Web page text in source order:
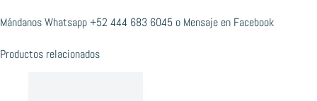
Mándanos Whatsapp+52 444 683 6045 o Mensaje en Facebook
Productos relacionados